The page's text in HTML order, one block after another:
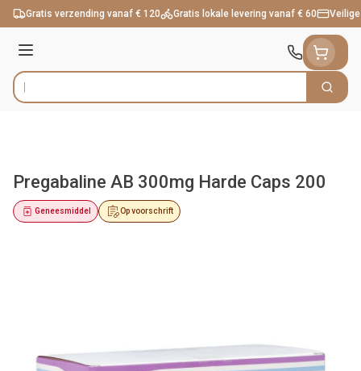
Ga naar de inhoud
Gratis verzending vanaf € 120 Gratis lokale levering vanaf € 60
Menu
Product, merk, categorie... Zoek
Pregabaline AB 300mg Harde Caps 200
Op voorschrift
Geneesmiddel